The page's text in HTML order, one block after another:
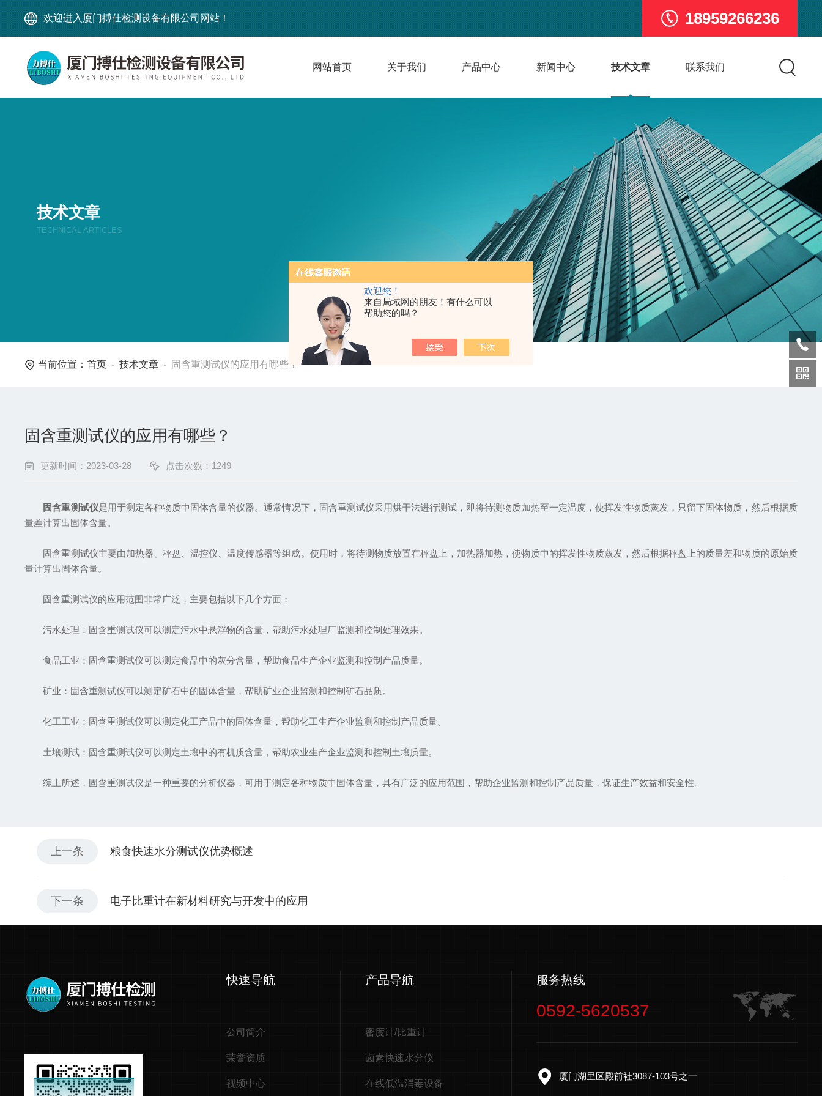
欢迎您！
来自局域网的朋友！有什么可以
帮助您的吗？
欢迎进入厦门搏仕检测设备有限公司网站！ 18959266236
网站首页 关于我们 产品中心 新闻中心 技术文章 联系我们
技术文章
TECHNICAL ARTICLES
当前位置：首页 -技术文章 - 固含重测试仪的应用有哪些？
固含重测试仪的应用有哪些？
更新时间：2023-03-28 点击次数：1249
固含重测试仪是用于测定各种物质中固体含量的仪器。通常情况下，固含重测试仪采用烘干法进行测试，即将待测物质加热至一定温度，使挥发性物质蒸发，只留下固体物质，然后根据质
量差计算出固体含量。
固含重测试仪主要由加热器、秤盘、温控仪、温度传感器等组成。使用时，将待测物质放置在秤盘上，加热器加热，使物质中的挥发性物质蒸发，然后根据秤盘上的质量差和物质的原始质
量计算出固体含量。
固含重测试仪的应用范围非常广泛，主要包括以下几个方面：
污水处理：固含重测试仪可以测定污水中悬浮物的含量，帮助污水处理厂监测和控制处理效果。
食品工业：固含重测试仪可以测定食品中的灰分含量，帮助食品生产企业监测和控制产品质量。
矿业：固含重测试仪可以测定矿石中的固体含量，帮助矿业企业监测和控制矿石品质。
化工工业：固含重测试仪可以测定化工产品中的固体含量，帮助化工生产企业监测和控制产品质量。
土壤测试：固含重测试仪可以测定土壤中的有机质含量，帮助农业生产企业监测和控制土壤质量。
综上所述，固含重测试仪是一种重要的分析仪器，可用于测定各种物质中固体含量，具有广泛的应用范围，帮助企业监测和控制产品质量，保证生产效益和安全性。
上一条 粮食快速水分测试仪优势概述
下一条 电子比重计在新材料研究与开发中的应用
快速导航
公司简介
荣誉资质
视频中心
产品导航
密度计/比重计
卤素快速水分仪
在线低温消毒设备
服务热线
0592-5620537
厦门湖里区殿前社3087-103号之一